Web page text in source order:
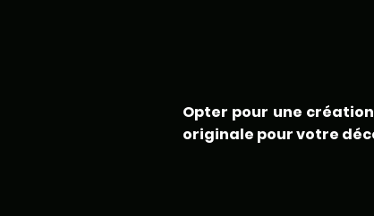
Opter pour une
originale pour votre